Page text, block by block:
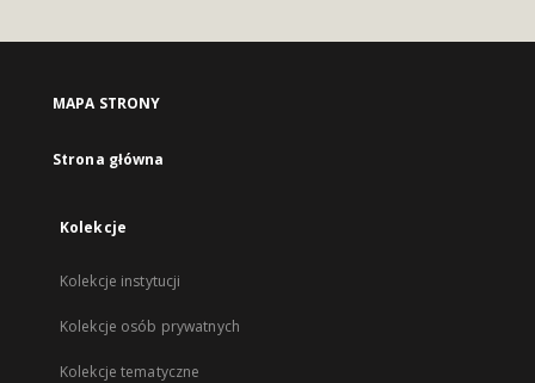
MAPA STRONY
Strona główna
Kolekcje
Kolekcje instytucji
Kolekcje osób prywatnych
Kolekcje tematyczne